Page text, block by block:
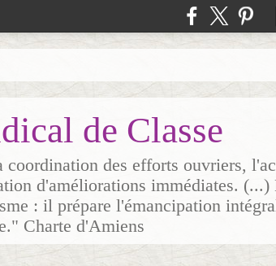
de Classe
des efforts ouvriers,
d'améliorations immédiates. (...)
: il prépare l'émancipation
Charte d'Amiens